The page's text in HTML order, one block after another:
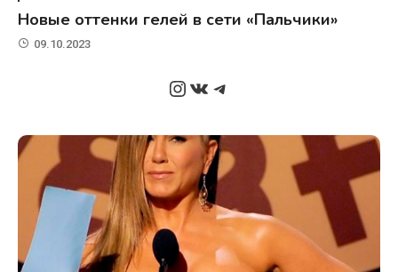
Новые оттенки гелей в сети «Пальчики»
09.10.2023
Instagram
ВКонтакте
Telegram